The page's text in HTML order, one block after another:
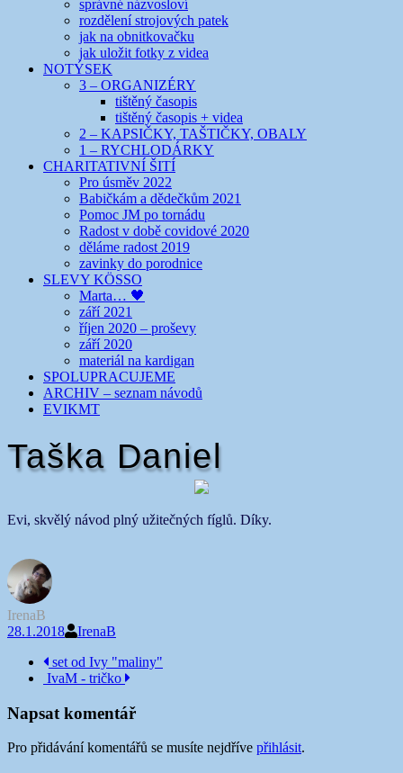
správné názvosloví
rozdělení strojových patek
jak na obnitkovačku
jak uložit fotky z videa
NOTÝSEK
3 – ORGANIZÉRY
tištěný časopis
tištěný časopis + videa
2 – KAPSIČKY, TAŠTIČKY, OBALY
1 – RYCHLODÁRKY
CHARITATIVNÍ ŠITÍ
Pro úsměv 2022
Babičkám a dědečkům 2021
Pomoc JM po tornádu
Radost v době covidové 2020
děláme radost 2019
zavinky do porodnice
SLEVY KÖSSO
Marta… 🖤
září 2021
říjen 2020 – proševy
září 2020
materiál na kardigan
SPOLUPRACUJEME
ARCHIV – seznam návodů
EVIKMT
Taška Daniel
Evi, skvělý návod plný užitečných fíglů. Díky.
IrenaB
28.1.2018
IrenaB
Navigace
příspěvku
set od Ivy "maliny"
IvaM - tričko
Napsat komentář
Pro přidávání komentářů se musíte nejdříve přihlásit.